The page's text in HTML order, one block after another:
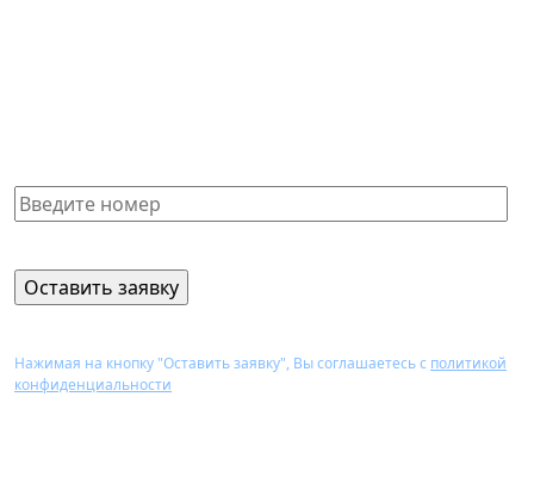
Нажимая на кнопку "Оставить заявку", Вы соглашаетесь с политикой
конфиденциальности